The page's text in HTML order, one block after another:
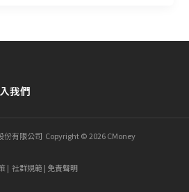
我們
份有限公司 Copyright © 2026 CMoney
| 社群規範 | 免責聲明